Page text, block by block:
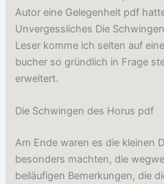
Autor eine Gelegenheit pdf
Unvergessliches Die
Leser komme ich selten auf
bucher so gründlich in Frage
erweitert.
Die Schwingen des Horus pdf
Am Ende waren es die kleinen
besonders machten, die
beiläufigen Bemerkungen, die